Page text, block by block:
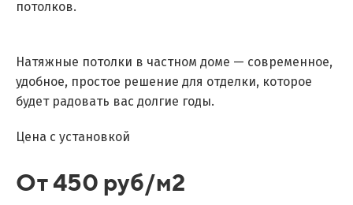
потолков.
Натяжные потолки в частном доме — современное,
удобное, простое решение для отделки, которое
будет радовать вас долгие годы.
Цена с установкой
От 450 руб/м2